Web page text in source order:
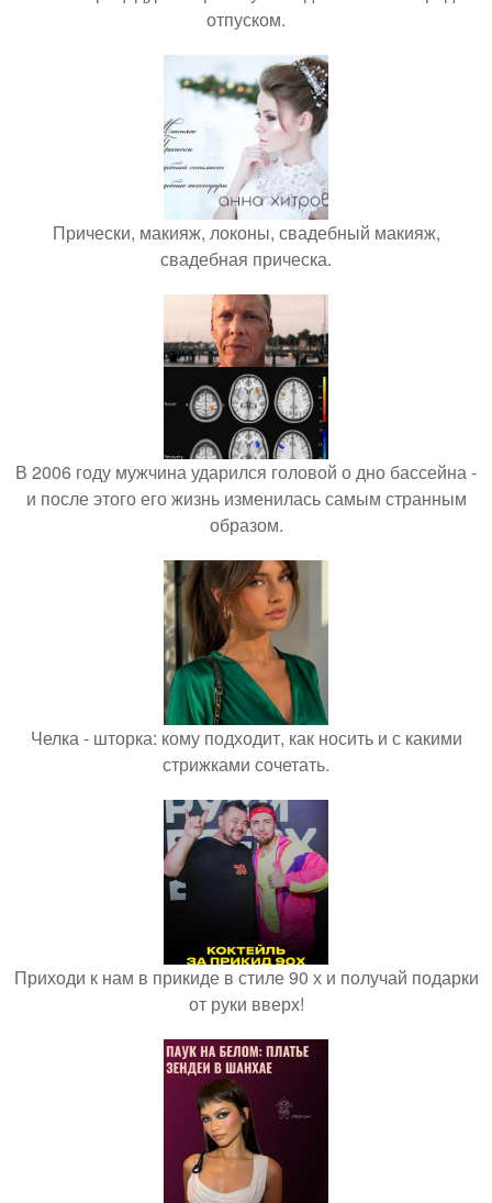
отпуском.
Прически, макияж, локоны, свадебный макияж,
свадебная прическа.
В 2006 году мужчина ударился головой о дно бассейна -
и после этого его жизнь изменилась самым странным
образом.
Челка - шторка: кому подходит, как носить и с какими
стрижками сочетать.
Приходи к нам в прикиде в стиле 90 х и получай подарки
от руки вверх!